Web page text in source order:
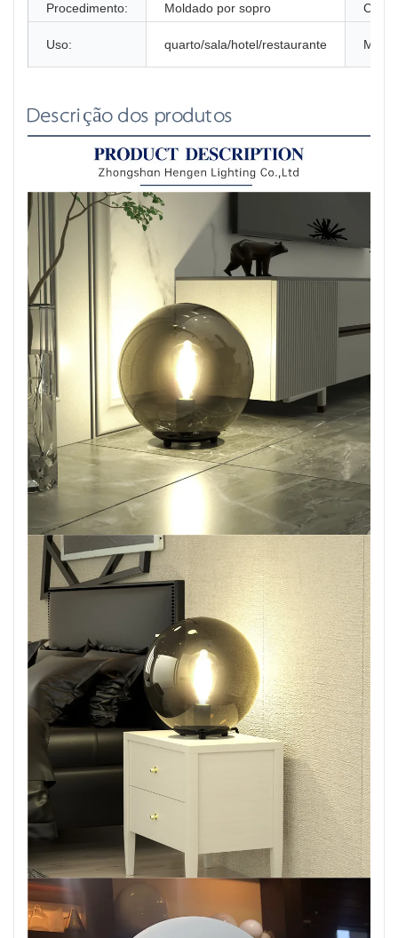
Procedimento:
Moldado por sopro
Uso: quarto/sala/hotel/restaurante
Descrição dos produtos